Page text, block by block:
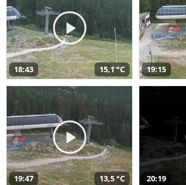
18:43 15,1 °C 19:15
19:47 13,5 °C 20:19